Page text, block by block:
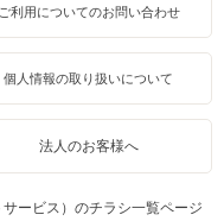
ご利用についてのお問い合わせ
個人情報の取り扱いについて
法人のお客様へ
ービス）のチラシ一覧ページ